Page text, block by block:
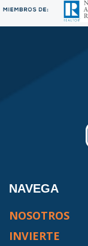
NAVEGA
NOSOTROS
INVIERTE